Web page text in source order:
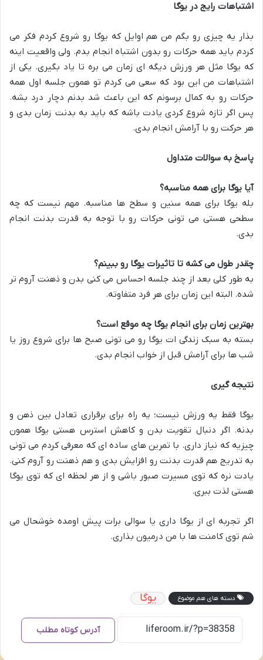
اشتباهات رایج در یوگا
بذار یه چیزی رو بگم من هم اوایل که یوگا رو شروع کردم فکر می
کردم باید همه حرکات رو بدون اشتباه انجام بدم. ولی واقعیت اینه
که یوگا مثل هر ورزش دیگه ای زمان می بره تا یاد بگیری. یکی از
اشتباهات من این بود که سعی می کردم تو همون جلسه اول همه
حرکات رو به کمال برسونم که این باعث شد بدنم دچار درد بشه.
پس اگر تازه شروع کردی یادت باشه که باید به بدنت زمان بدی و
هر حرکت رو با آرامش انجام بدی.
پاسخ به سوالات متداول
آیا یوگا برای همه مناسبه؟
بله یوگا برای همه سنین و سطح ها مناسبه. مهم نیست که چه
سطحی هستی می تونی حرکات رو با توجه به قدرت بدنت انجام
بدی.
چقدر طول می کشه تا تاثیرات یوگا رو ببینم؟
به طور کلی بعد از چند جلسه احساس می کنی بدن و ذهنت آروم تر
شده. البته این زمان برای هر فرد متفاوته.
بهترین زمان برای انجام یوگا چه موقع است؟
بسته به سبک زندگی ات یوگا رو می تونی صبح ها برای شروع روز یا
شب ها برای آرامش قبل از خواب انجام بدی.
نتیجه گیری
یوگا فقط یه ورزش نیست؛ یه راه برای برقراری تعادل بین ذهن و
بدنه. اگر دنبال تقویت بدن و کاهش استرس هستی یوگا همون
چیزیه که نیاز داری. با تمرین های ساده ای که معرفی کردم می تونی
به تدریج هم قدرت بدنت رو افزایش بدی و هم ذهنت رو آروم کنی.
یادت نره که توی مسیرت صبور باشی و از هر لحظه ای که توی یوگا
هستی لذت ببری.
اگر تجربه ای از یوگا داری یا سوالی برات پیش اومده خوشحال می
شم توی کامنت ها با من درمیون بذاری.
دسته های هم موضوع یوگا
آدرس کوتاه مطلب